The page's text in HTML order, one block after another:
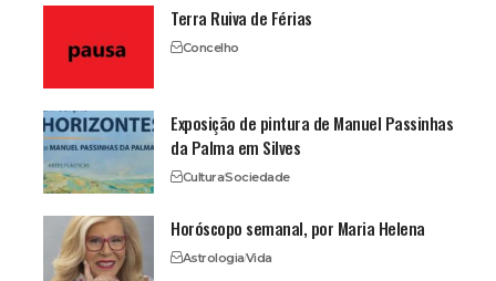
Terra Ruiva de Férias
Concelho
Exposição de pintura de Manuel Passinhas
da Palma em Silves
CulturaSociedade
Horóscopo semanal, por Maria Helena
AstrologiaVida